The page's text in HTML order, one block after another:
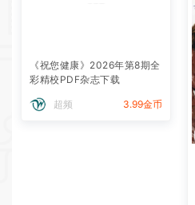
《祝您健康》2026年第8期全
彩精校PDF杂志下载
超频 3.99金币